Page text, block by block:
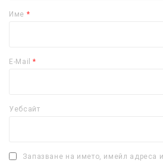
Име *
E-Mail*
Уебсайт
Запазване на името, имейл адреса